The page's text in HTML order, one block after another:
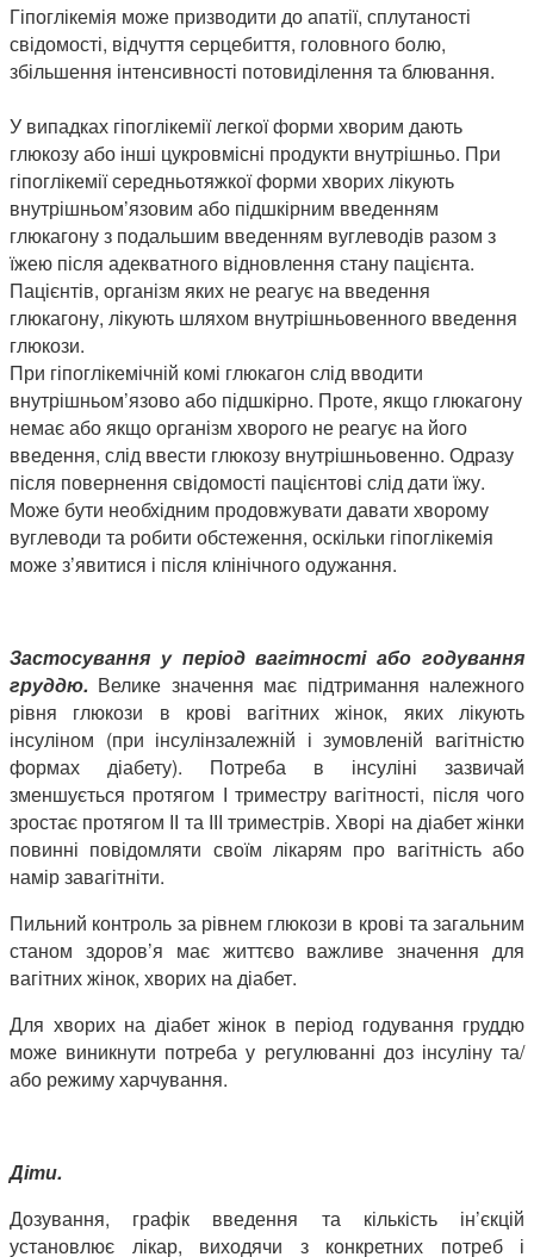
Гіпоглікемія може призводити до апатії, сплутаності
свідомості, відчуття серцебиття, головного болю,
збільшення інтенсивності потовиділення та блювання.
У випадках гіпоглікемії легкої форми хворим дають
глюкозу або інші цукровмісні продукти внутрішньо. При
гіпоглікемії середньотяжкої форми хворих лікують
внутрішньом’язовим або підшкірним введенням
глюкагону з подальшим введенням вуглеводів разом з
їжею після адекватного відновлення стану пацієнта.
Пацієнтів, організм яких не реагує на введення
глюкагону, лікують шляхом внутрішньовенного введення
При гіпоглікемічній комі глюкагон слід вводити
внутрішньом’язово або підшкірно. Проте, якщо глюкагону
немає або якщо організм хворого не реагує на його
введення, слід ввести глюкозу внутрішньовенно. Одразу
після повернення свідомості пацієнтові слід дати їжу.
Може бути необхідним продовжувати давати хворому
вуглеводи та робити обстеження, оскільки гіпоглікемія
може з’явитися і після клінічного одужання.
Застосування у період вагітності або годування
груддю. Велике значення має підтримання належного
рівня глюкози в крові вагітних жінок, яких лікують
інсуліном (при інсулінзалежній і зумовленій вагітністю
формах діабету). Потреба в інсуліні зазвичай
зменшується протягом І триместру вагітності, після чого
зростає протягом ІІ та ІІІ триместрів. Хворі на діабет жінки
повинні повідомляти своїм лікарям про вагітність або
намір завагітніти.
Пильний контроль за рівнем глюкози в крові та загальним
станом здоров’я має життєво важливе значення для
вагітних жінок, хворих на діабет.
Для хворих на діабет жінок в період годування груддю
може виникнути потреба у регулюванні доз інсуліну та/
або режиму харчування.
Діти.
Дозування, графік введення та кількість ін’єкцій
установлює лікар, виходячи з конкретних потреб і